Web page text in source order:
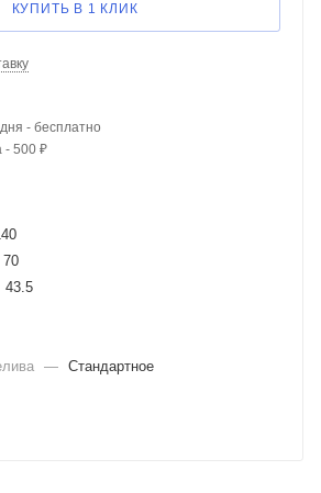
КУПИТЬ В 1 КЛИК
- бесплатно
- 500 ₽
70
43.5
— Стандартное